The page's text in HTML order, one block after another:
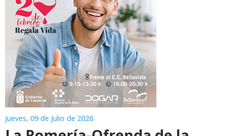
Jueves, 09 de Julio de 2026